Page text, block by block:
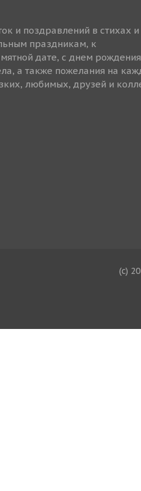
и поздравлений в стихах и
праздникам, к
дате, с днем
а также пожелания на
любимых, друзей и
(c)